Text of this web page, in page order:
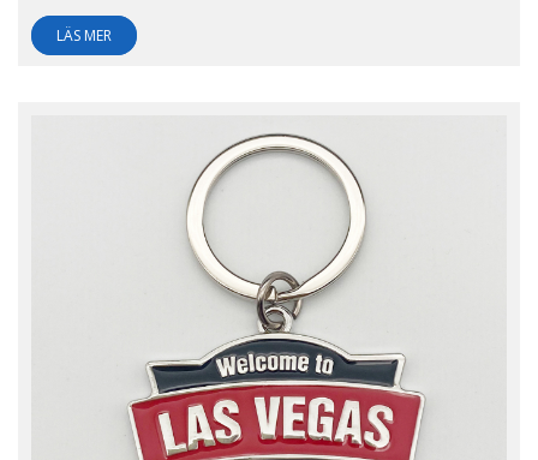
LÄS MER